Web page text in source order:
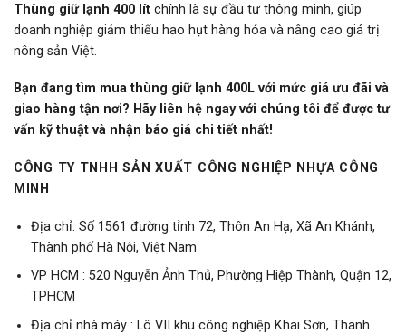
Thùng giữ lạnh 400 lít chính là sự đầu tư thông minh, giúp
doanh nghiệp giảm thiểu hao hụt hàng hóa và nâng cao giá trị
nông sản Việt.
Bạn đang tìm mua thùng giữ lạnh 400L với mức giá ưu đãi và
giao hàng tận nơi? Hãy liên hệ ngay với chúng tôi để được tư
vấn kỹ thuật và nhận báo giá chi tiết nhất!
CÔNG TY TNHH SẢN XUẤT CÔNG NGHIỆP NHỰA CÔNG
MINH
Địa chỉ: Số 1561 đường tỉnh 72, Thôn An Hạ, Xã An Khánh,
Thành phố Hà Nội, Việt Nam
VP HCM : 520 Nguyễn Ảnh Thủ, Phường Hiệp Thành, Quận 12,
TPHCM
Địa chỉ nhà máy : Lô VII khu công nghiệp Khai Sơn, Thanh